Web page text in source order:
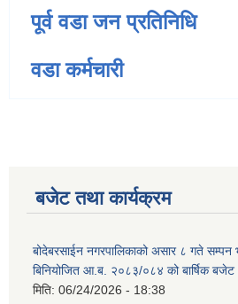
पूर्व वडा जन प्रतिनिधि
वडा कर्मचारी
बजेट तथा कार्यक्रम
बोदेबरसाईन नगरपालिकाको असार ८ गते
बिनियोजित आ.ब. २०८३/०८४ को बार्षिक बजेट
मिति: 06/24/2026 - 18:38